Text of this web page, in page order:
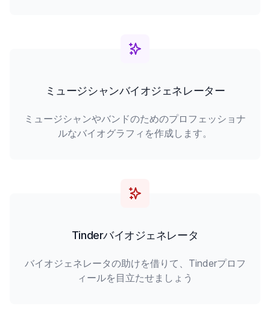
ミュージシャンバイオジェネレーター
ミュージシャンやバンドのためのプロフェッショナ
ルなバイオグラフィを作成します。
Tinderバイオジェネレータ
バイオジェネレータの助けを借りて、Tinderプロフ
ィールを目立たせましょう